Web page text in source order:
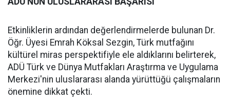
Etkinliklerin ardından değerlendirmelerde bulunan Dr.
Öğr. Üyesi Emrah Köksal Sezgin, Türk mutfağını
kültürel miras perspektifiyle ele aldıklarını belirterek,
ADÜ Türk ve Dünya Mutfakları Araştırma ve Uygulama
Merkezi'nin uluslararası alanda yürüttüğü çalışmaların
önemine dikkat çekti.